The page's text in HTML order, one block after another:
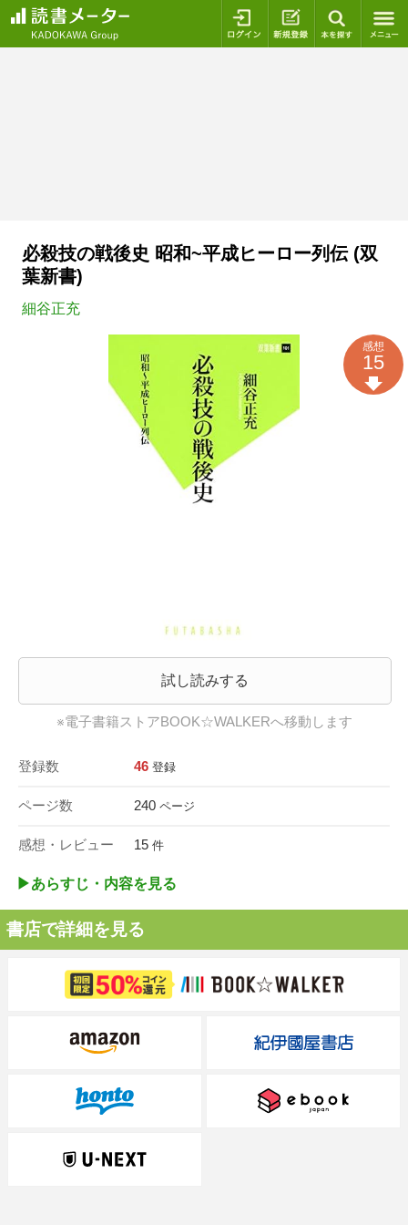
ログイン 新規登録
必殺技の戦後史 昭和~平成ヒーロー列伝 (双
葉新書)
細谷正充
試し読みする
※電子書籍ストアBOOK☆WALKERへ移動します
登録数 46 登録
ページ数 240 ページ
感想・レビュー 15 件
感想
15
▶︎あらすじ・内容を見る
書店で詳細を見る